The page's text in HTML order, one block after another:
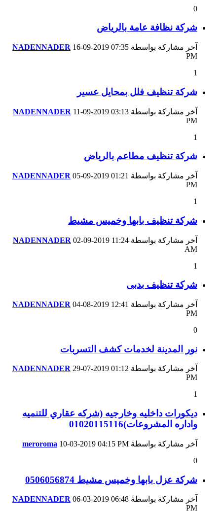
0
شركة نظافة عامة بالرياض
آخر مشاركة بواسطة NADENNADER 16-09-2019 07:35
PM
1
شركة تنظيف فلل بمحايل عسير
آخر مشاركة بواسطة NADENNADER 11-09-2019 03:13
PM
1
شركة تنظيف مطاعم بالرياض
آخر مشاركة بواسطة NADENNADER 05-09-2019 01:21
PM
1
شركة تنظيف بابها وخميس مشيط
آخر مشاركة بواسطة NADENNADER 02-09-2019 11:24
AM
1
شركة تنظيف بدبى
آخر مشاركة بواسطة NADENNADER 04-08-2019 12:41
PM
0
نور المدينة لخدمات كشف التسربات
آخر مشاركة بواسطة NADENNADER 29-07-2019 01:12
PM
1
ديكورات داخليه وخارجيه (شركه عقاري للتنميه
واداره المشروعات)01020115116
آخر مشاركة بواسطة meroroma 10-03-2019 04:15 PM
0
شركة عزل بابها وخميس مشيط 0506056874
آخر مشاركة بواسطة NADENNADER 06-03-2019 06:48
PM